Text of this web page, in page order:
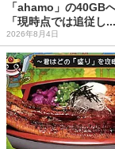
「ahamo」の40GB
「現時点では追従し...
2026年8月4日